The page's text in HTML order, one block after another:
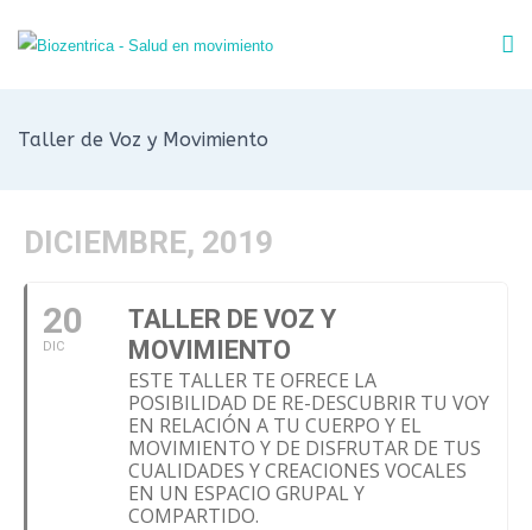
Taller de Voz y Movimiento
DICIEMBRE, 2019
20
DIC
TALLER DE VOZ Y
MOVIMIENTO
ESTE TALLER TE OFRECE LA
POSIBILIDAD DE RE-DESCUBRIR TU VOY
EN RELACIÓN A TU CUERPO Y EL
MOVIMIENTO Y DE DISFRUTAR DE TUS
CUALIDADES Y CREACIONES VOCALES
EN UN ESPACIO GRUPAL Y
COMPARTIDO.